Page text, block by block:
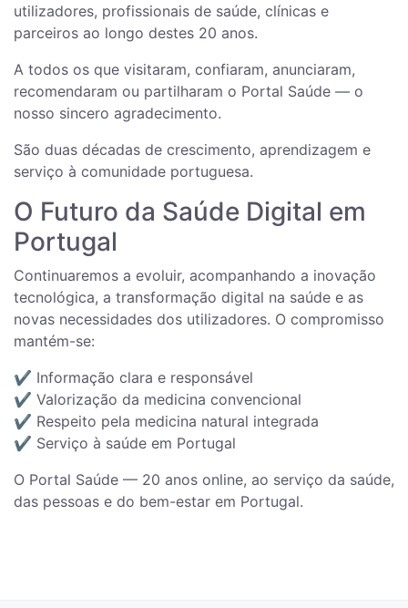
utilizadores, profissionais de saúde, clínicas e
parceiros ao longo destes 20 anos.
A todos os que visitaram, confiaram, anunciaram,
recomendaram ou partilharam o Portal Saúde — o
nosso sincero agradecimento.
São duas décadas de crescimento, aprendizagem e
serviço à comunidade portuguesa.
O Futuro da Saúde Digital em
Portugal
Continuaremos a evoluir, acompanhando a inovação
tecnológica, a transformação digital na saúde e as
novas necessidades dos utilizadores. O compromisso
mantém-se:
✔️ Informação clara e responsável
✔️ Valorização da medicina convencional
✔️ Respeito pela medicina natural integrada
✔️ Serviço à saúde em Portugal
O Portal Saúde — 20 anos online, ao serviço da saúde,
das pessoas e do bem-estar em Portugal.